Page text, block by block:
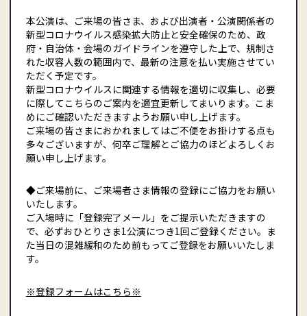
本公演は、ご来場の皆さま、および出演者・公演関係者の
新型コロナウイルス感染拡大防止と安全確保のため、政
府・自治体・会場のガイドラインを遵守した上で、規制さ
れた収容人数の範囲内で、最新の注意を払い実施させてい
ただく予定です。
新型コロナウイルスに関連する情報を適切に収集し、必要
に際してこちらのご案内を適宜更新してまいります。こま
めにご確認いただきますようお願い申し上げます。
ご来場の皆さまにおかれましてはご不便をお掛けする点も
多々ございますが、何卒ご理解とご協力のほどよろしくお
願い申し上げます。
◆ご来場前に、ご来場者さま情報の登録にご協力をお願い
いたします。
ご入場時に「登録完了メール」をご提示いただきますの
で、必ずおひとりさま1公演につき1回ご登録ください。ま
た当日の混雑緩和のため前もってご登録をお願いいたしま
す。
※登録フォームはこちら※